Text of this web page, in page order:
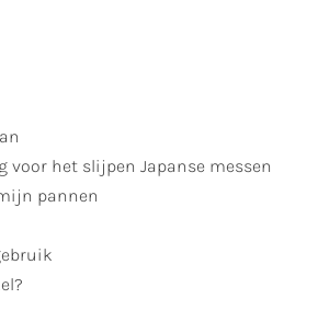
voor het slijpen Japanse messen
pannen